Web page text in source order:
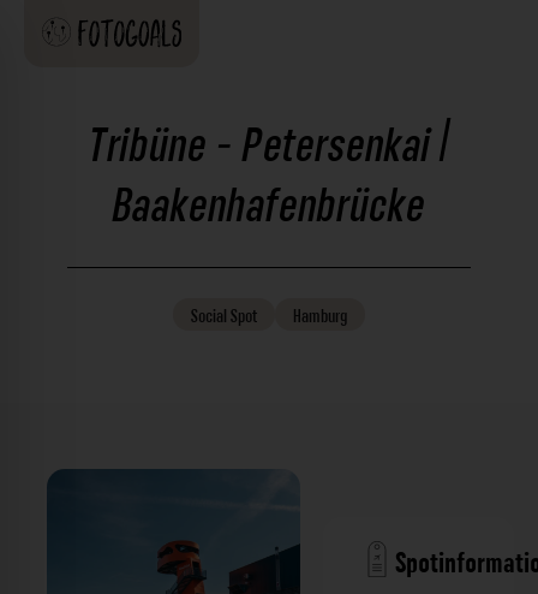
Tribüne - Petersenkai |
Baakenhafenbrücke
Social Spot Hamburg